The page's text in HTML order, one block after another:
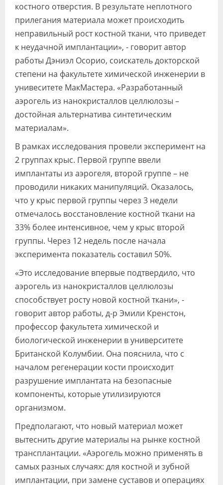
костного отверстия. В результате неплотного
прилегания материала может происходить
неправильный рост костной ткани, что приведет
к неудачной имплантации», - говорит автор
работы Дэниэл Осорио, соискатель докторской
степени на факультете химической инженерии в
унивеситете МакМастера. «Разработанный
аэрогель из нанокристаллов целлюлозы –
достойная альтернатива синтетическим
материалам».
В рамках исследования провели эксперимент на
2 группах крыс. Первой группе ввели
имплантаты из аэрогеля, второй группе – не
проводили никаких манипуляций. Оказалось,
что у крыс первой группы через 3 недели
отмечалось восстановление костной ткани на
33% более интенсивное, чем у крыс второй
группы. Через 12 недель после начала
эксперимента показатель составил 50%.
«Это исследование впервые подтвердило, что
аэрогель из нанокристаллов целлюлозы
способствует росту новой костной ткани», -
говорит автор работы, д-р Эмили Кренстон,
профессор факультета химической и
биологической инженерии в университете
Британской Колумбии. Она пояснила, что с
началом регенерации кости происходит
разрушение имплантата на безопасные
компоненты, которые утилизируются
организмом.
Предполагают, что новый материал может
вытеснить другие материалы на рынке костной
трансплантации. «Аэрогель можно применять в
самых разных случаях: для костной и зубной
имплантации, при замене суставов и операциях